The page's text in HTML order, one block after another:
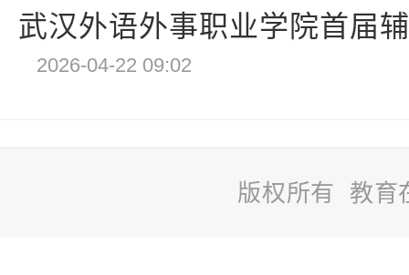
武汉外语外事职业学院首届
2026-04-22 09:02
版权所有 教育